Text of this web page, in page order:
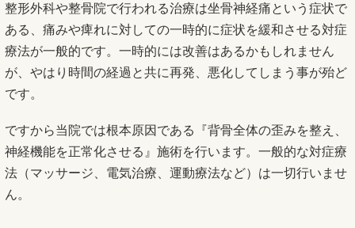
整形外科や整骨院で行われる治療は坐骨神経痛という症状で
ある、痛みや痺れに対しての一時的に症状を緩和させる対症
療法が一般的です。一時的には改善はあるかもしれません
が、やはり時間の経過と共に再発、悪化してしまう事が殆ど
です。
ですから当院では根本原因である『背骨全体の歪みを整え、
神経機能を正常化させる』施術を行います。一般的な対症療
法（マッサージ、電気治療、運動療法など）は一切行いませ
ん。